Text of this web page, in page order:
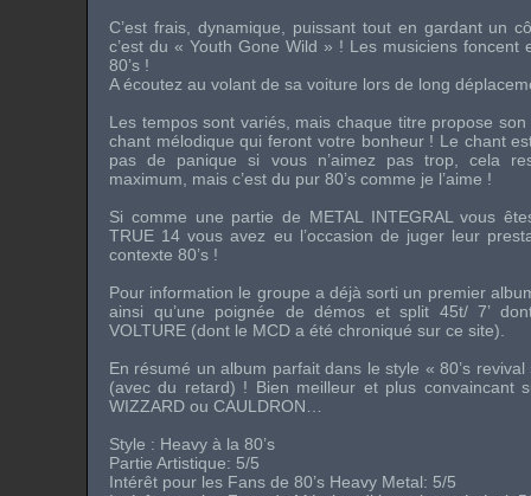
C’est frais, dynamique, puissant tout en gardant un
c’est du « Youth Gone Wild » ! Les musiciens foncent
80’s !
A écoutez au volant de sa voiture lors de long
Les tempos sont variés, mais chaque titre propose son
chant mélodique qui feront votre bonheur ! Le chant
pas de panique si vous n’aimez pas trop, cela
maximum, mais c’est du pur 80’s comme je l’aime !
Si comme une partie de METAL INTEGRAL
vous
TRUE 14 vous avez eu l’occasion de juger leur
contexte 80’s !
Pour information le groupe a déjà sorti un premier
ainsi qu’une poignée de démos et split 45t/ 7’
VOLTURE (dont le MCD a été chroniqué sur ce site).
En résumé un album parfait dans le style «80’s revival
(avec du retard) ! Bien meilleur et plus convaincant
WIZZARD ou CAULDRON
Style : Heavy à la 80’s
Partie Artistique: 5/5
Intérêt pour les Fans de 80’s Heavy Metal: 5/5